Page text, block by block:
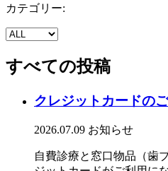
カテゴリー:
すべての投稿
クレジットカードの
2026.07.09 お知らせ
自費診療と窓口物品（歯